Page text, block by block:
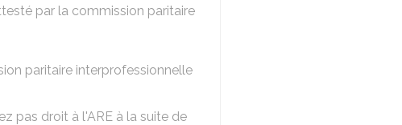
par la commission paritaire
paritaire interprofessionnelle
pas droit à l'ARE à la suite de